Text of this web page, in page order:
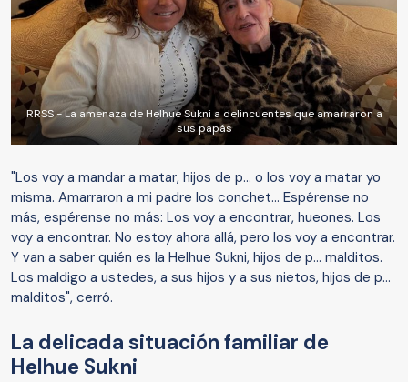
RRSS - La amenaza de Helhue Sukni a delincuentes que amarraron a
sus papás
"Los voy a mandar a matar, hijos de p... o los voy a matar yo
misma. Amarraron a mi padre los conchet... Espérense no
más, espérense no más: Los voy a encontrar, hueones. Los
voy a encontrar. No estoy ahora allá, pero los voy a encontrar.
Y van a saber quién es la Helhue Sukni, hijos de p... malditos.
Los maldigo a ustedes, a sus hijos y a sus nietos, hijos de p...
malditos", cerró.
La delicada situación familiar de
Helhue Sukni